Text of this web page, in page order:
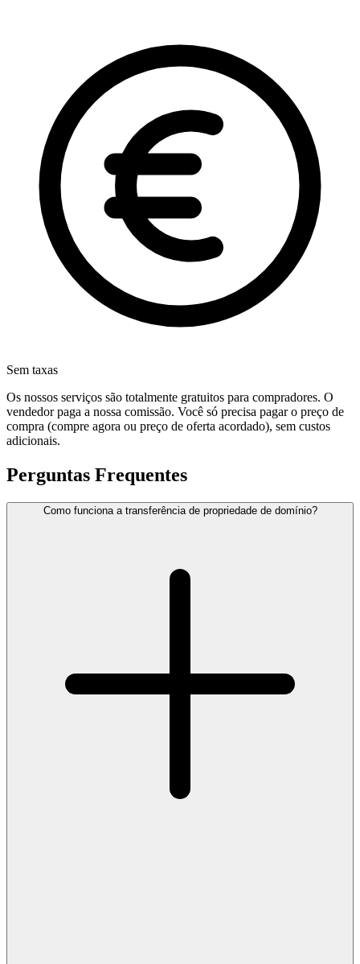
Sem taxas
Os nossos serviços são totalmente gratuitos para compradores. O
vendedor paga a nossa comissão. Você só precisa pagar o preço de
compra (compre agora ou preço de oferta acordado), sem custos
adicionais.
Perguntas Frequentes
Como funciona a transferência de propriedade de domínio?